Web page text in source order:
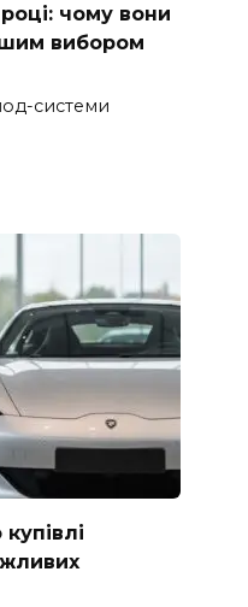
чому вони
вибором
системи